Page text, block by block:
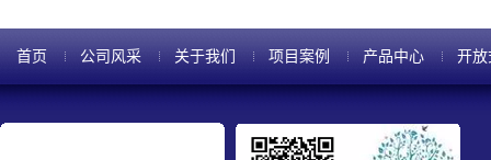
首页 公司风采 关于我们 项目案例 产品中心 开放